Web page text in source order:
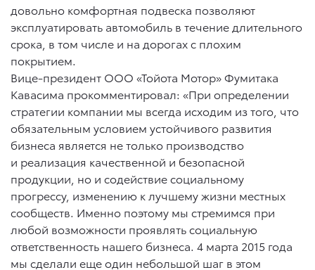
довольно комфортная подвеска позволяют
эксплуатировать автомобиль в течение длительного
срока, в том числе и на дорогах с плохим
покрытием.
Вице-президент ООО «Тойота Мотор» Фумитака
Кавасима прокомментировал: «При определении
стратегии компании мы всегда исходим из того, что
обязательным условием устойчивого развития
бизнеса является не только производство
и реализация качественной и безопасной
продукции, но и содействие социальному
прогрессу, изменению к лучшему жизни местных
сообществ. Именно поэтому мы стремимся при
любой возможности проявлять социальную
ответственность нашего бизнеса. 4 марта 2015 года
мы сделали еще один небольшой шаг в этом